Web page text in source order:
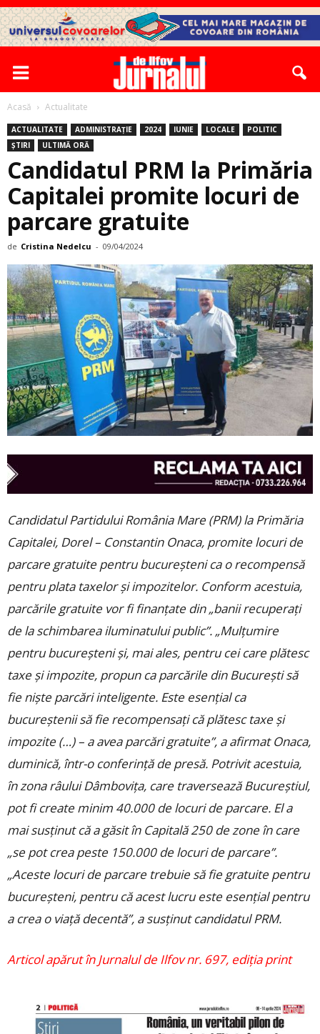
Acasă Actualitate
ACTUALITATE ADMINISTRAȚIE 2024 IUNIE LOCALE
POLITIC
ȘTIRI
ULTIMĂ ORĂ
Candidatul PRM la Primăria
Capitalei promite locuri de
parcare gratuite
de Cristina Nedelcu - 09/04/2024
Candidatul Partidului România Mare (PRM) la Primăria
Capitalei, Dorel – Constantin Onaca, promite locuri de
parcare gratuite pentru bucureşteni ca o recompensă
pentru plata taxelor şi impozitelor. Conform acestuia,
parcările gratuite vor fi finanţate din „banii recuperaţi
de la schimbarea iluminatului public”. „Mulţumire
pentru bucureşteni şi, mai ales, pentru cei care plătesc
taxe şi impozite, propun ca parcările din Bucureşti să
fie nişte parcări inteligente. Este esenţial ca
bucureştenii să fie recompensaţi că plătesc taxe şi
impozite (…) – a avea parcări gratuite”, a afirmat Onaca,
duminică, într-o conferinţă de presă. Potrivit acestuia,
în zona râului Dâmboviţa, care traversează Bucureştiul,
pot fi create minim 40.000 de locuri de parcare. El a
mai susţinut că a găsit în Capitală 250 de zone în care
„se pot crea peste 150.000 de locuri de parcare”.
„Aceste locuri de parcare trebuie să fie gratuite pentru
bucureşteni, pentru că acest lucru este esenţial pentru
a crea o viaţă decentă”, a susţinut candidatul PRM.
Articol apărut în Jurnalul de Ilfov nr. 697, ediția print